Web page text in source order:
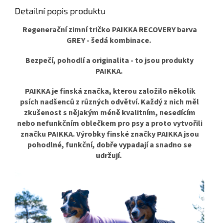
Detailní popis produktu
Regenerační zimní tričko PAIKKA RECOVERY barva
GREY - šedá kombinace.
Bezpečí, pohodlí a originalita - to jsou produkty
PAIKKA.
PAIKKA je finská značka, kterou založilo několik
psích nadšenců z různých odvětví. Každý z nich měl
zkušenost s nějakým méně kvalitním, nesedícím
nebo nefunkčním oblečkem pro psy a proto vytvořili
značku PAIKKA. Výrobky finské značky PAIKKA jsou
pohodlné, funkční, dobře vypadají a snadno se
udržují.